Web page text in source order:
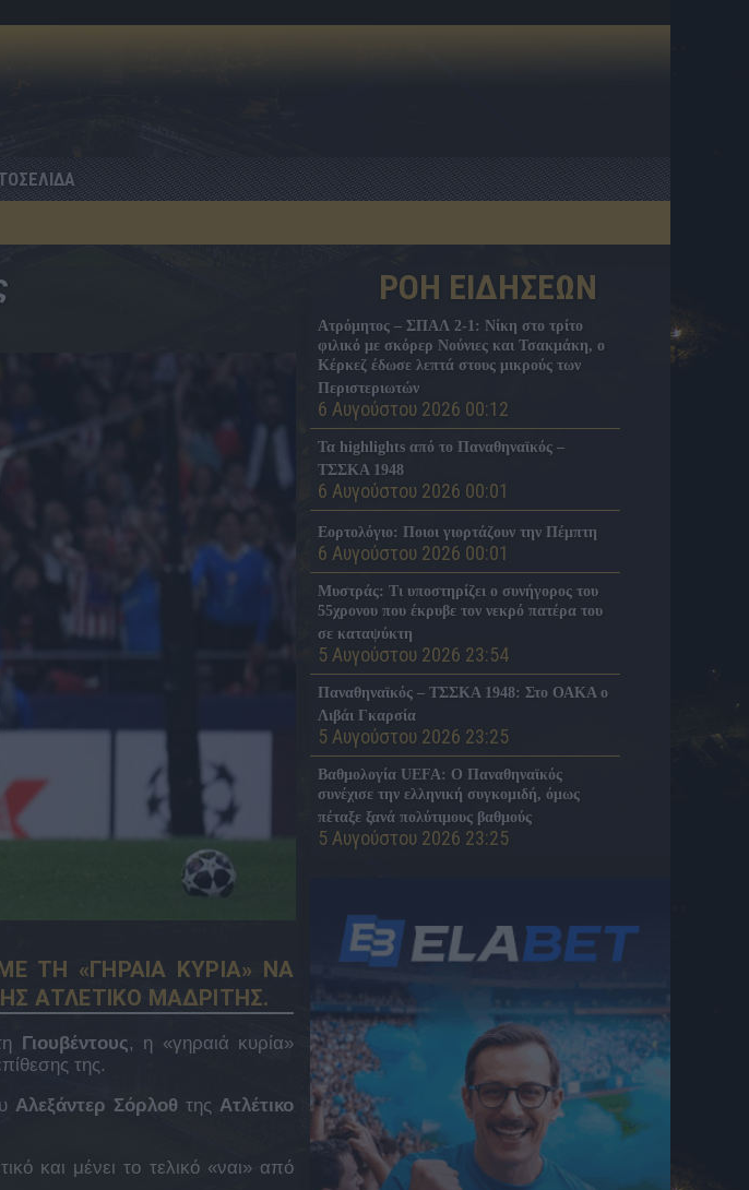
ΤΗ «ΓΗΡΑΙΑ ΚΥΡΙΑ» ΝΑ
ΑΤΛΕΤΙΚΟ ΜΑΔΡΙΤΗΣ.
Γιουβέντους, η «γηραιά κυρία»
της.
Αλεξάντερ Σόρλοθ της Ατλέτικο
και μένει το τελικό «ναι» από
ΡΟΗ ΕΙΔΗΣΕΩΝ
Ατρόμητος – ΣΠΑΛ 2-1: Νίκη στο τρίτο
φιλικό με σκόρερ Νούνιες και Τσακμάκη, ο
Κέρκεζ έδωσε λεπτά στους μικρούς των
Περιστεριωτών
6 Αυγούστου 2026 00:12
Τα highlights από το Παναθηναϊκός –
ΤΣΣΚΑ 1948
6 Αυγούστου 2026 00:01
Εορτολόγιο: Ποιοι γιορτάζουν την Πέμπτη
6 Αυγούστου 2026 00:01
Μυστράς: Τι υποστηρίζει ο συνήγορος του
55χρονου που έκρυβε τον νεκρό πατέρα του
σε καταψύκτη
5 Αυγούστου 2026 23:54
Παναθηναϊκός – ΤΣΣΚΑ 1948: Στο ΟΑΚΑ ο
Λιβάι Γκαρσία
5 Αυγούστου 2026 23:25
Βαθμολογία UEFA: Ο Παναθηναϊκός
συνέχισε την ελληνική συγκομιδή, όμως
πέταξε ξανά πολύτιμους βαθμούς
5 Αυγούστου 2026 23:25
πρόκριση στα playoffs
5 Αυγούστου 2026 23:23
ΤΣΣΚΑ 1948 για τον 3ο προκριματικό
5 Αυγούστου 2026 23:23
Παναθηναϊκός, Conference League: Οι
πιθανοί αντίπαλοι των πράσινων εάν
προκριθεί στα playoffs
5 Αυγούστου 2026 23:23
Γκαρσία: «Στο γήπεδο θέλω να είμαι